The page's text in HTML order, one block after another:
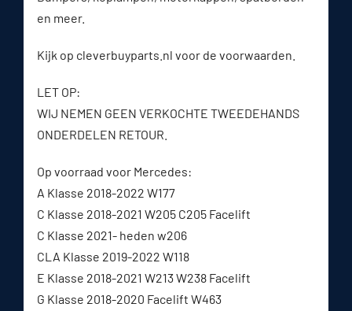
en meer.
Kijk op cleverbuyparts.nl voor de voorwaarden.
LET OP:
WIJ NEMEN GEEN VERKOCHTE TWEEDEHANDS
ONDERDELEN RETOUR.
Op voorraad voor Mercedes:
A Klasse 2018-2022 W177
C Klasse 2018-2021 W205 C205 Facelift
C Klasse 2021- heden w206
CLA Klasse 2019-2022 W118
E Klasse 2018-2021 W213 W238 Facelift
G Klasse 2018-2020 Facelift W463